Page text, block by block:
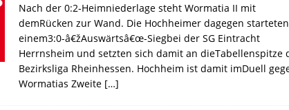
Nach der 0:2-Heimniederlage steht Wormatia II mit
demRücken zur Wand. Die Hochheimer dagegen
einem3:0-â€žAuswärtsâ€œ-Siegbei der SG Eintracht
Herrnsheim und setzten sich damit an dieTabellenspitze
Bezirksliga Rheinhessen. Hochheim ist damit imDuell
Wormatias Zweite […]